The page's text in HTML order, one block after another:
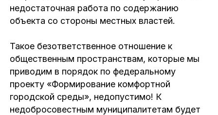
недостаточная работа по содержанию
объекта со стороны местных властей.
Такое безответственное отношение к
общественным пространствам, которые мы
приводим в порядок по федеральному
проекту «Формирование комфортной
городской среды», недопустимо! К
недобросовестным муниципалитетам будет